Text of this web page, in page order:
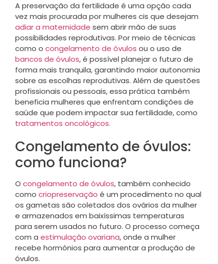
A preservação da fertilidade é uma opção cada
vez mais procurada por mulheres cis que desejam
adiar a maternidade sem abrir mão de suas
possibilidades reprodutivas. Por meio de técnicas
como o congelamento de óvulos ou o uso de
bancos de óvulos, é possível planejar o futuro de
forma mais tranquila, garantindo maior autonomia
sobre as escolhas reprodutivas. Além de questões
profissionais ou pessoais, essa prática também
beneficia mulheres que enfrentam condições de
saúde que podem impactar sua fertilidade, como
tratamentos oncológicos.
Congelamento de óvulos:
como funciona?
O congelamento de óvulos, também conhecido
como criopreservação é um procedimento no qual
os gametas são coletados dos ovários da mulher
e armazenados em baixíssimas temperaturas
para serem usados no futuro. O processo começa
com a estimulação ovariana, onde a mulher
recebe hormônios para aumentar a produção de
óvulos.